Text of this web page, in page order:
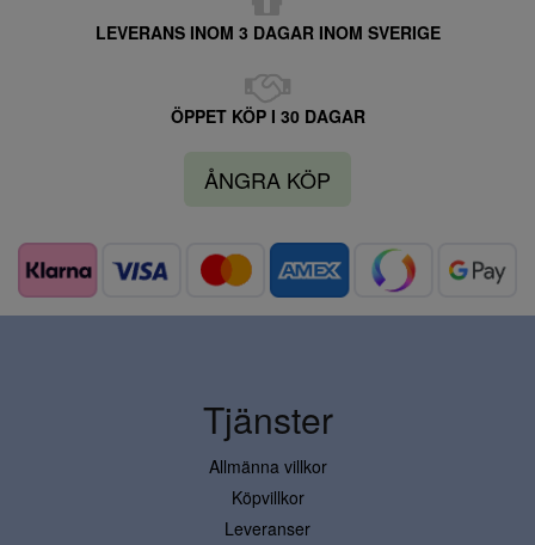
LEVERANS INOM 3 DAGAR INOM SVERIGE
ÖPPET KÖP I 30 DAGAR
ÅNGRA KÖP
Tjänster
Allmänna villkor
Köpvillkor
Leveranser